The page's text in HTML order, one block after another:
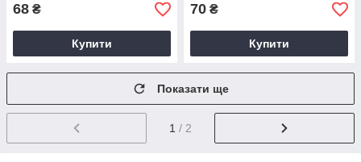
68 ₴
Купити
70 ₴
Купити
Показати ще
1 / 2